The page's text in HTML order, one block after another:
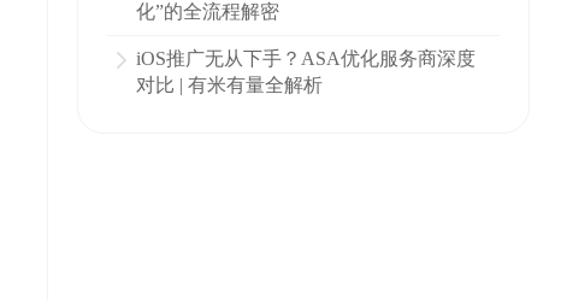
化”的全流程解密
iOS推广无从下手？ASA优化服务商深度
对比 | 有米有量全解析